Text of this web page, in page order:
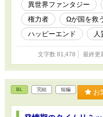
異世界ファンタジー
権力者
Ωが国を救
ハッピーエンド
人
文字数 81,478 最終更
BL 完結 短編 お